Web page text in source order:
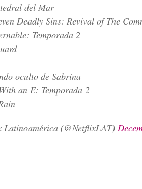
del Mar
Deadly Sins: Revival of The
Temporada 2
oculto de Sabrina
an E: Temporada 2
(@NetflixLAT)